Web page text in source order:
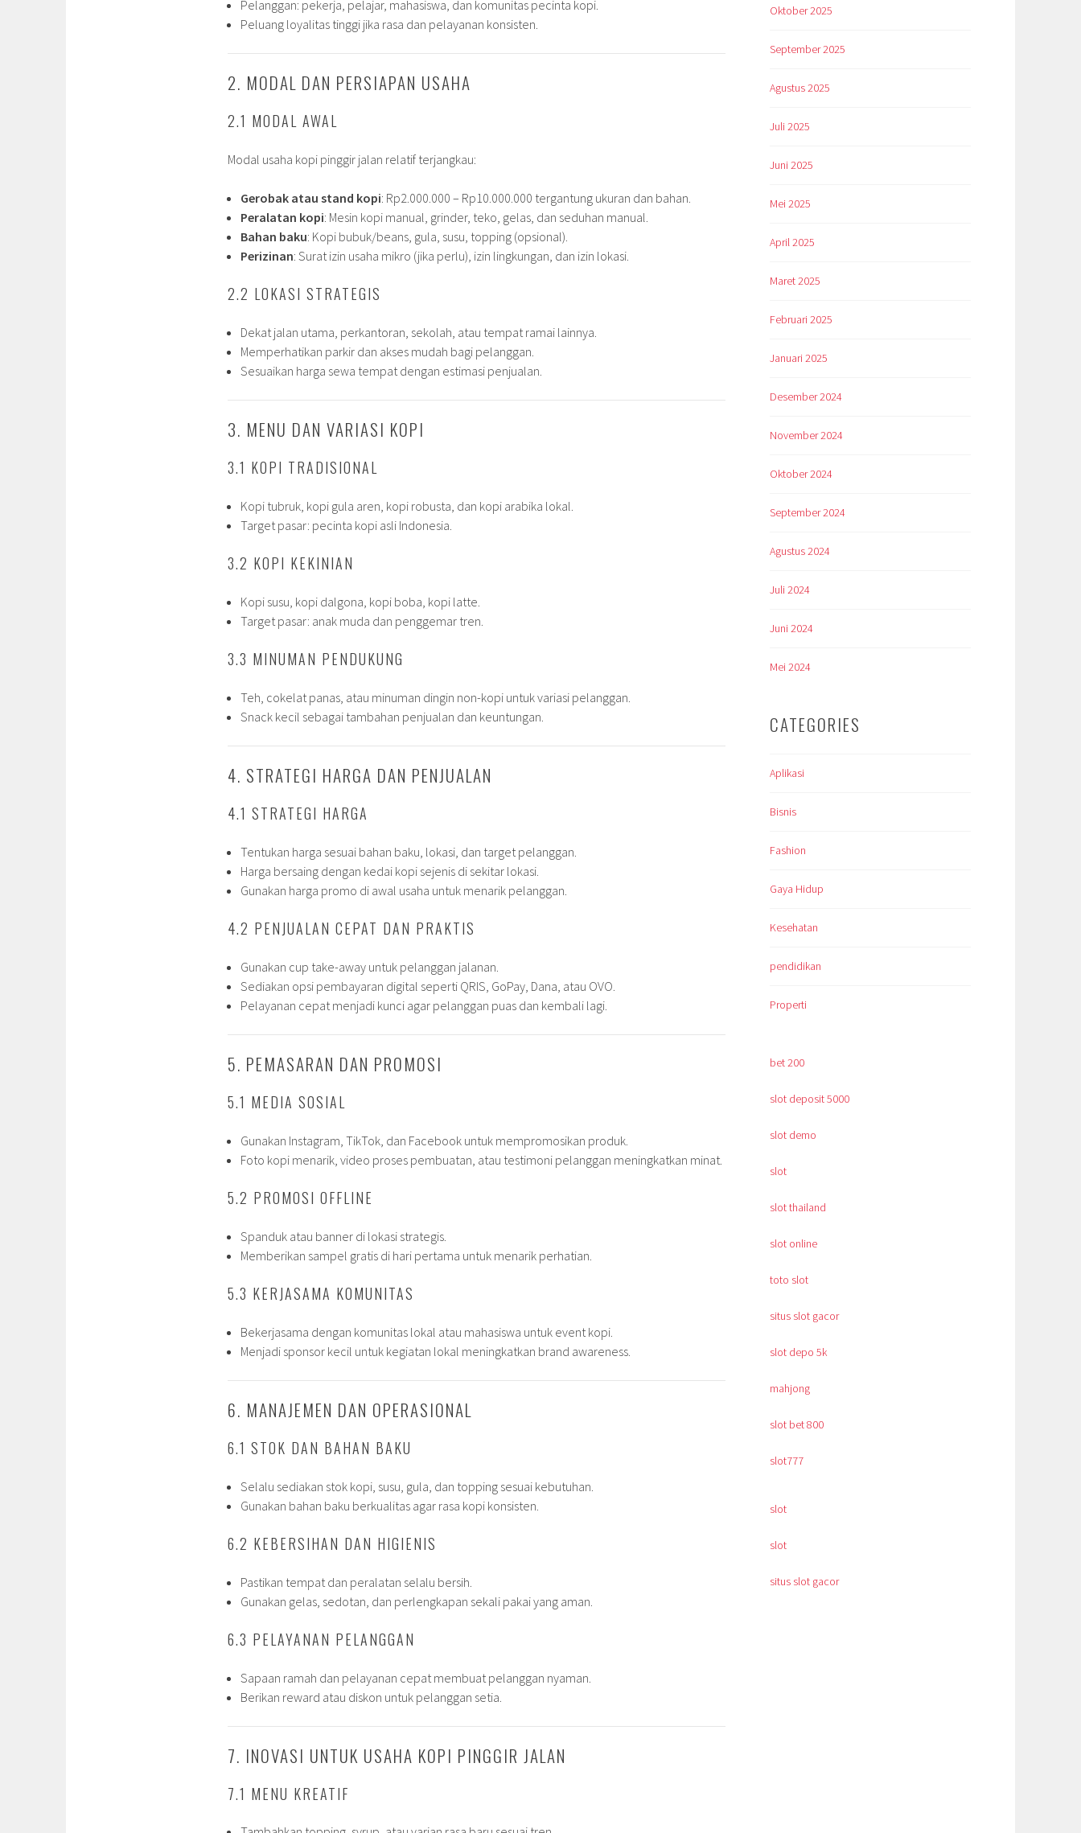
Pelanggan: pekerja, pelajar, mahasiswa, dan komunitas pecinta kopi.
Peluang loyalitas tinggi jika rasa dan pelayanan konsisten.
2. MODAL DAN PERSIAPAN USAHA
2.1 MODAL AWAL
Modal usaha kopi pinggir jalan relatif terjangkau:
Gerobak atau stand kopi: Rp2.000.000 – Rp10.000.000 tergantung ukuran dan bahan.
Peralatan kopi: Mesin kopi manual, grinder, teko, gelas, dan seduhan manual.
Bahan baku: Kopi bubuk/beans, gula, susu, topping (opsional).
Perizinan: Surat izin usaha mikro (jika perlu), izin lingkungan, dan izin lokasi.
2.2 LOKASI STRATEGIS
Dekat jalan utama, perkantoran, sekolah, atau tempat ramai lainnya.
Memperhatikan parkir dan akses mudah bagi pelanggan.
Sesuaikan harga sewa tempat dengan estimasi penjualan.
3. MENU DAN VARIASI KOPI
3.1 KOPI TRADISIONAL
Kopi tubruk, kopi gula aren, kopi robusta, dan kopi arabika lokal.
Target pasar: pecinta kopi asli Indonesia.
3.2 KOPI KEKINIAN
Kopi susu, kopi dalgona, kopi boba, kopi latte.
Target pasar: anak muda dan penggemar tren.
3.3 MINUMAN PENDUKUNG
Teh, cokelat panas, atau minuman dingin non-kopi untuk variasi pelanggan.
Snack kecil sebagai tambahan penjualan dan keuntungan.
4. STRATEGI HARGA DAN PENJUALAN
4.1 STRATEGI HARGA
Tentukan harga sesuai bahan baku, lokasi, dan target pelanggan.
Harga bersaing dengan kedai kopi sejenis di sekitar lokasi.
Gunakan harga promo di awal usaha untuk menarik pelanggan.
4.2 PENJUALAN CEPAT DAN PRAKTIS
Gunakan cup take-away untuk pelanggan jalanan.
Sediakan opsi pembayaran digital seperti QRIS, GoPay, Dana, atau OVO.
Pelayanan cepat menjadi kunci agar pelanggan puas dan kembali lagi.
5. PEMASARAN DAN PROMOSI
5.1 MEDIA SOSIAL
Gunakan Instagram, TikTok, dan Facebook untuk mempromosikan produk.
Foto kopi menarik, video proses pembuatan, atau testimoni pelanggan meningkatkan minat.
5.2 PROMOSI OFFLINE
Spanduk atau banner di lokasi strategis.
Memberikan sampel gratis di hari pertama untuk menarik perhatian.
5.3 KERJASAMA KOMUNITAS
Bekerjasama dengan komunitas lokal atau mahasiswa untuk event kopi.
Menjadi sponsor kecil untuk kegiatan lokal meningkatkan brand awareness.
6. MANAJEMEN DAN OPERASIONAL
6.1 STOK DAN BAHAN BAKU
Selalu sediakan stok kopi, susu, gula, dan topping sesuai kebutuhan.
Gunakan bahan baku berkualitas agar rasa kopi konsisten.
6.2 KEBERSIHAN DAN HIGIENIS
Pastikan tempat dan peralatan selalu bersih.
Gunakan gelas, sedotan, dan perlengkapan sekali pakai yang aman.
6.3 PELAYANAN PELANGGAN
Sapaan ramah dan pelayanan cepat membuat pelanggan nyaman.
Berikan reward atau diskon untuk pelanggan setia.
7. INOVASI UNTUK USAHA KOPI PINGGIR JALAN
7.1 MENU KREATIF
Oktober 2025
September 2025
Agustus 2025
Juli 2025
Juni 2025
Mei 2025
April 2025
Maret 2025
Februari 2025
Januari 2025
Desember 2024
November 2024
Oktober 2024
September 2024
Agustus 2024
Juli 2024
Juni 2024
Mei 2024
CATEGORIES
Aplikasi
Bisnis
Fashion
Gaya Hidup
Kesehatan
pendidikan
Properti
bet 200
slot deposit 5000
slot demo
slot
slot thailand
slot online
toto slot
situs slot gacor
slot depo 5k
mahjong
slot bet 800
slot777
slot
slot
situs slot gacor